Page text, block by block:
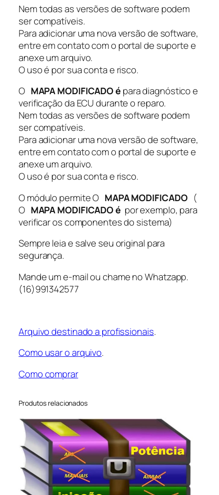
6
6
3
-
F
0
K
0
0
R
X
-
O
S
E
K
8
5
0
K
9
0
R
B
q
a
d
d
e
Nem todas as versões de software podem
ser compatíveis.
Para adicionar uma nova versão de software,
entre em contato com o portal de suporte e
anexe um arquivo.
O uso é por sua conta e risco.
O MAPA MODIFICADO épara diagnóstico e
verificação da ECU durante o reparo.
Nem todas as versões de software podem
ser compatíveis.
Para adicionar uma nova versão de software,
entre em contato com o portal de suporte e
anexe um arquivo.
O uso é por sua conta e risco.
O módulo permite O MAPA MODIFICADO (
O MAPA MODIFICADO é por exemplo, para
verificar os componentes do sistema)
Sempre leia e salve seu original para
segurança.
Mande um e-mail ou chame no Whatzapp.
(16)991342577
Arquivo destinado a profissionais.
Como usar o arquivo.
Como comprar
Produtos relacionados